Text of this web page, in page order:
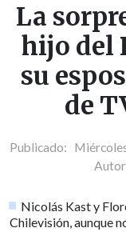
La
hijo del
su
de
Publicado:
Nicolás Kast y
Chilevisión, aunque